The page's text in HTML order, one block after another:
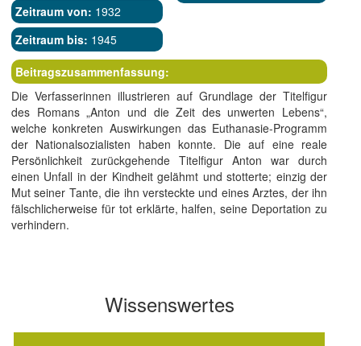
Zeitraum von: 1932
Zeitraum bis: 1945
Beitragszusammenfassung:
Die Verfasserinnen illustrieren auf Grundlage der Titelfigur
des Romans „Anton und die Zeit des unwerten Lebens“,
welche konkreten Auswirkungen das Euthanasie-Programm
der Nationalsozialisten haben konnte. Die auf eine reale
Persönlichkeit zurückgehende Titelfigur Anton war durch
einen Unfall in der Kindheit gelähmt und stotterte; einzig der
Mut seiner Tante, die ihn versteckte und eines Arztes, der ihn
fälschlicherweise für tot erklärte, halfen, seine Deportation zu
verhindern.
Wissenswertes